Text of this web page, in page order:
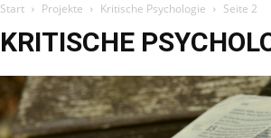
Start Projekte Kritische Psychologie Seite 2
KRITISCHE